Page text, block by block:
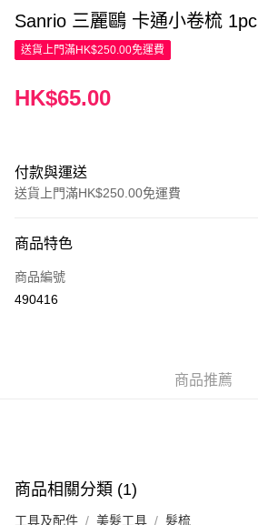
Sanrio 三麗鷗 卡通小卷梳 1pc
送貨上門滿HK$250.00免運費
HK$65.00
付款與運送
送貨上門滿HK$250.00免運費
信用卡
Apple Pay
商品特色
商品編號
490416
商品推薦
商品相關分類 (1)
工具及配件 美髮工具 髮梳